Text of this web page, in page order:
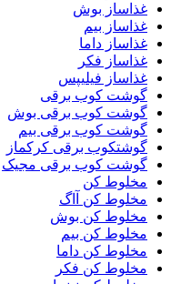
غذاساز بوش
غذاساز بیم
غذاساز داما
غذاساز فکر
غذاساز فیلیپس
گوشت کوب برقی
گوشت کوب برقی بوش
گوشت کوب برقی بیم
گوشتکوب برقی کرکماز
گوشت کوب برقی مجیک
مخلوط کن
مخلوط کن آاگ
مخلوط کن بوش
مخلوط کن بیم
مخلوط کن داما
مخلوط کن فکر